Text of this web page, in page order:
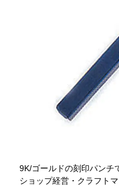
9K/ゴールドの刻印パンチ
ショップ経営・クラフト